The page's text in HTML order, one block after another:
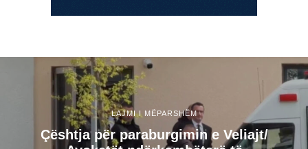
LAJMI I MËPARSHËM
Çështja për paraburgimin e Veliajt/